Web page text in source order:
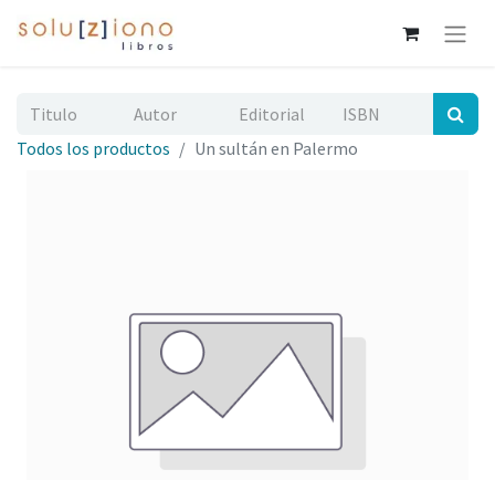
Todos los productos Un sultán en Palermo